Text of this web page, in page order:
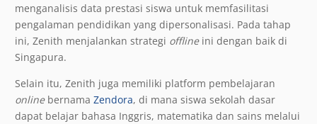
menganalisis data prestasi siswa untuk memfasilitasi
pengalaman pendidikan yang dipersonalisasi. Pada tahap
ini, Zenith menjalankan strategi offlineini dengan baik di
Singapura.
Selain itu, Zenith juga memiliki platform pembelajaran
online bernama Zendora, di mana siswa sekolah dasar
dapat belajar bahasa Inggris, matematika dan sains melalui